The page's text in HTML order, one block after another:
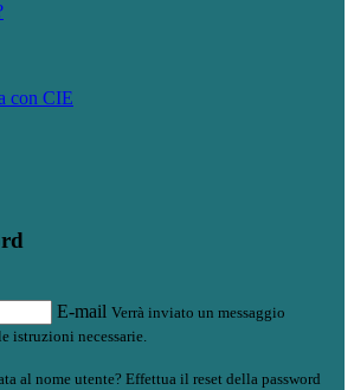
con CIE
E-mail Verrà inviato un messaggio
istruzioni necessarie.
al nome utente? Effettua il reset della password